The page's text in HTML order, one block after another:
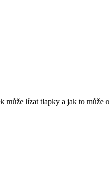
může lízat tlapky a jak to může